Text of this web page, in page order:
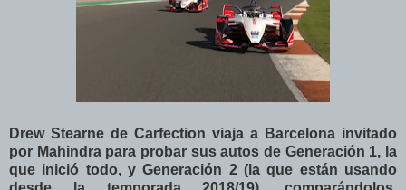
Drew Stearne de Carfection viaja a Barcelona invitado
por Mahindra para probar sus autos de Generación 1, la
que inició todo, y Generación 2 (la que están usando